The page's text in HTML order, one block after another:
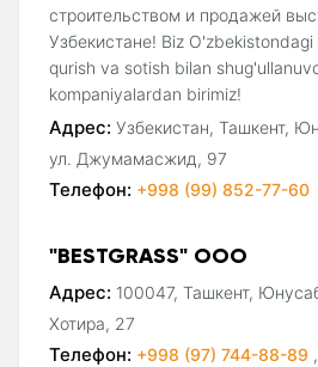
строительством и продажей
Узбекистане! Biz
qurish va sotish bilan
kompaniyalardan birimiz!
Адрес: Узбекистан, Ташкент,
ул. Джумамасжид, 97
Телефон: +998 (99) 852-77-60
"BESTGRASS" ООО
Адрес: 100047, Ташкент,
Хотира, 27
Телефон: +998 (97) 744-88-89 ,